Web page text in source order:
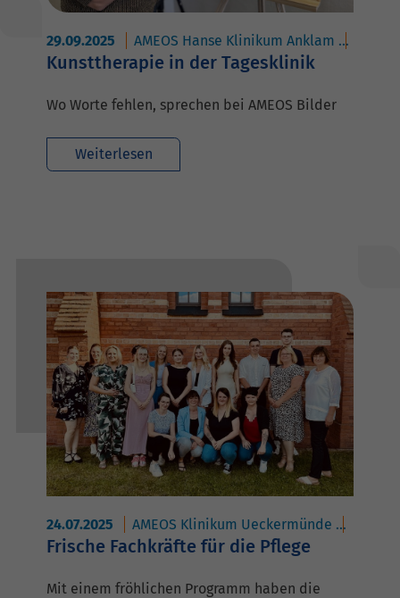
29.09.2025 AMEOS Hanse Klinikum Anklam
Kunsttherapie in der Tagesklinik
Wo Worte fehlen, sprechen bei AMEOS Bilder
Weiterlesen
24.07.2025 AMEOS Klinikum Ueckermünde
Frische Fachkräfte für die Pflege
Mit einem fröhlichen Programm haben die